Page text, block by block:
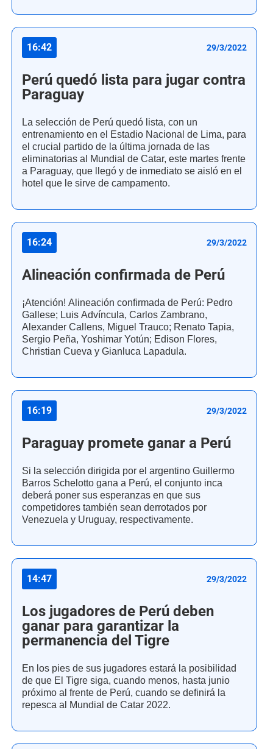
16:42 29/3/2022
Perú quedó lista para jugar contra
Paraguay
La selección de Perú quedó lista, con un
entrenamiento en el Estadio Nacional de Lima, para
el crucial partido de la última jornada de las
eliminatorias al Mundial de Catar, este martes frente
a Paraguay, que llegó y de inmediato se aisló en el
hotel que le sirve de campamento.
16:24 29/3/2022
Alineación confirmada de Perú
¡Atención! Alineación confirmada de Perú: Pedro
Gallese; Luis Advíncula, Carlos Zambrano,
Alexander Callens, Miguel Trauco; Renato Tapia,
Sergio Peña, Yoshimar Yotún; Edison Flores,
Christian Cueva y Gianluca Lapadula.
16:19 29/3/2022
Paraguay promete ganar a Perú
Si la selección dirigida por el argentino Guillermo
Barros Schelotto gana a Perú, el conjunto inca
deberá poner sus esperanzas en que sus
competidores también sean derrotados por
Venezuela y Uruguay, respectivamente.
14:47 29/3/2022
Los jugadores de Perú deben
ganar para garantizar la
permanencia del Tigre
En los pies de sus jugadores estará la posibilidad
de que El Tigre siga, cuando menos, hasta junio
próximo al frente de Perú, cuando se definirá la
repesca al Mundial de Catar 2022.